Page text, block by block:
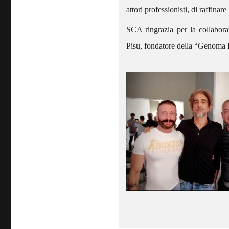
attori professionisti, di
SCA ringrazia per la
Pisu, fondatore della “Genoma